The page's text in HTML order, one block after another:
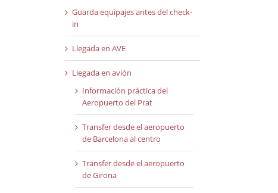
Guarda equipajes antes del check-
in
Llegada en AVE
Llegada en avión
Información práctica del
Aeropuerto del Prat
Transfer desde el aeropuerto
de Barcelona al centro
Transfer desde el aeropuerto
de Girona